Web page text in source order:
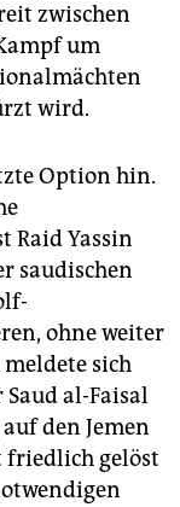
zwischen
um
wird.
Option hin.
Raid Yassin
saudischen
ohne weiter
sich
al-Faisal
den Jemen
friedlich gelöst